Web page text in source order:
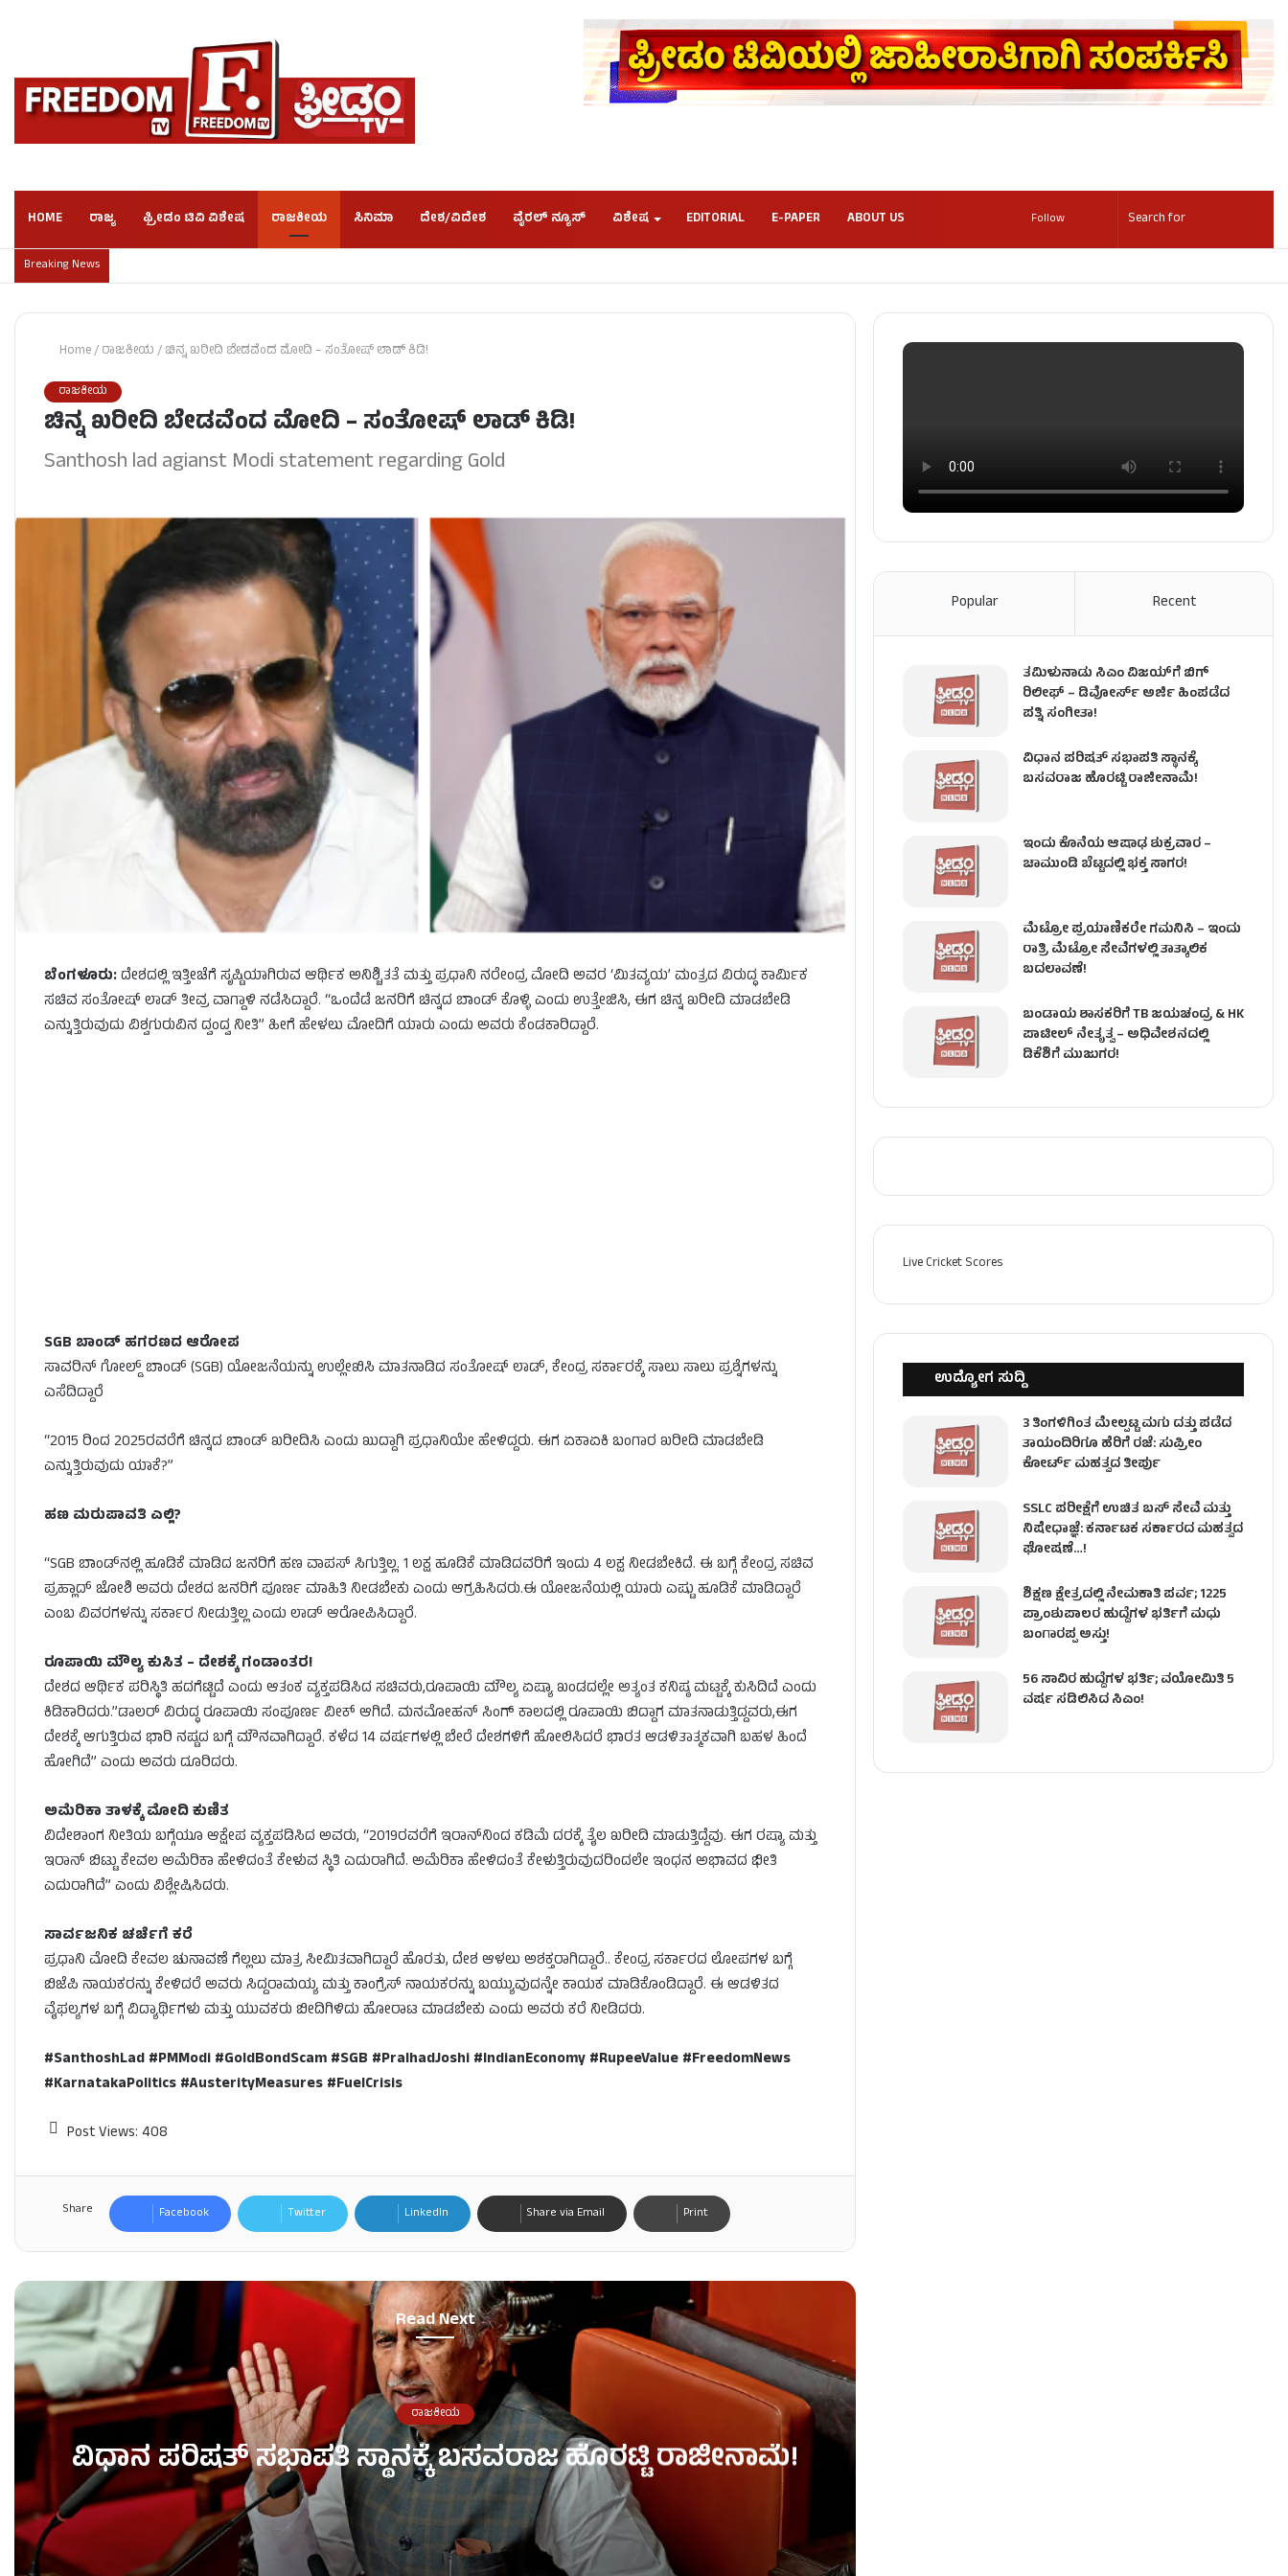
HOME ರಾಜ್ಯ ಫ್ರೀಡಂ ಟಿವಿ ವಿಶೇಷ ರಾಜಕೀಯ ಸಿನಿಮಾ ದೇಶ/ವಿದೇಶ ವೈರಲ್ ನ್ಯೂಸ್ ವಿಶೇಷ EDITORIAL E-PAPER ABOUT US Follow
Breaking News
Home/ರಾಜಕೀಯ/ಚಿನ್ನ ಖರೀದಿ ಬೇಡವೆಂದ ಮೋದಿ – ಸಂತೋಷ್ ಲಾಡ್ ಕಿಡಿ!
ರಾಜಕೀಯ
ಚಿನ್ನ ಖರೀದಿ ಬೇಡವೆಂದ ಮೋದಿ – ಸಂತೋಷ್ ಲಾಡ್ ಕಿಡಿ!
Santhosh lad agianst Modi statement regarding Gold
ಬೆಂಗಳೂರು:ದೇಶದಲ್ಲಿ ಇತ್ತೀಚೆಗೆ ಸೃಷ್ಟಿಯಾಗಿರುವ ಆರ್ಥಿಕ ಅನಿಶ್ಚಿತತೆ ಮತ್ತು ಪ್ರಧಾನಿ ನರೇಂದ್ರ ಮೋದಿ ಅವರ ‘ಮಿತವ್ಯಯ’ ಮಂತ್ರದ ವಿರುದ್ಧ ಕಾರ್ಮಿಕ
ಸಚಿವ ಸಂತೋಷ್ ಲಾಡ್ ತೀವ್ರ ವಾಗ್ದಾಳಿ ನಡೆಸಿದ್ದಾರೆ. “ಒಂದೆಡೆ ಜನರಿಗೆ ಚಿನ್ನದ ಬಾಂಡ್ ಕೊಳ್ಳಿ ಎಂದು ಉತ್ತೇಜಿಸಿ, ಈಗ ಚಿನ್ನ ಖರೀದಿ ಮಾಡಬೇಡಿ
ಎನ್ನುತ್ತಿರುವುದು ವಿಶ್ವಗುರುವಿನ ದ್ವಂದ್ವ ನೀತಿ” ಹೀಗೆ ಹೇಳಲು ಮೋದಿಗೆ ಯಾರು ಎಂದು ಅವರು ಕೆಂಡಕಾರಿದ್ದಾರೆ.
SGB ಬಾಂಡ್ ಹಗರಣದ ಆರೋಪ
ಸಾವರಿನ್ ಗೋಲ್ಡ್ ಬಾಂಡ್ (SGB) ಯೋಜನೆಯನ್ನು ಉಲ್ಲೇಖಿಸಿ ಮಾತನಾಡಿದ ಸಂತೋಷ್ ಲಾಡ್, ಕೇಂದ್ರ ಸರ್ಕಾರಕ್ಕೆ ಸಾಲು ಸಾಲು ಪ್ರಶ್ನೆಗಳನ್ನು
ಎಸೆದಿದ್ದಾರೆ
“2015 ರಿಂದ 2025ರವರೆಗೆ ಚಿನ್ನದ ಬಾಂಡ್ ಖರೀದಿಸಿ ಎಂದು ಖುದ್ದಾಗಿ ಪ್ರಧಾನಿಯೇ ಹೇಳಿದ್ದರು. ಈಗ ಏಕಾಏಕಿ ಬಂಗಾರ ಖರೀದಿ ಮಾಡಬೇಡಿ
ಎನ್ನುತ್ತಿರುವುದು ಯಾಕೆ?”
ಹಣ ಮರುಪಾವತಿ ಎಲ್ಲಿ?
“SGB ಬಾಂಡ್‌ನಲ್ಲಿ ಹೂಡಿಕೆ ಮಾಡಿದ ಜನರಿಗೆ ಹಣ ವಾಪಸ್ ಸಿಗುತ್ತಿಲ್ಲ. 1 ಲಕ್ಷ ಹೂಡಿಕೆ ಮಾಡಿದವರಿಗೆ ಇಂದು 4 ಲಕ್ಷ ನೀಡಬೇಕಿದೆ. ಈ ಬಗ್ಗೆ ಕೇಂದ್ರ ಸಚಿವ
ಪ್ರಹ್ಲಾದ್ ಜೋಶಿ ಅವರು ದೇಶದ ಜನರಿಗೆ ಪೂರ್ಣ ಮಾಹಿತಿ ನೀಡಬೇಕು ಎಂದು ಆಗ್ರಹಿಸಿದರು.ಈ ಯೋಜನೆಯಲ್ಲಿ ಯಾರು ಎಷ್ಟು ಹೂಡಿಕೆ ಮಾಡಿದ್ದಾರೆ
ಎಂಬ ವಿವರಗಳನ್ನು ಸರ್ಕಾರ ನೀಡುತ್ತಿಲ್ಲ ಎಂದು ಲಾಡ್ ಆರೋಪಿಸಿದ್ದಾರೆ.
ರೂಪಾಯಿ ಮೌಲ್ಯ ಕುಸಿತ – ದೇಶಕ್ಕೆ ಗಂಡಾಂತರ!
ದೇಶದ ಆರ್ಥಿಕ ಪರಿಸ್ಥಿತಿ ಹದಗೆಟ್ಟಿದೆ ಎಂದು ಆತಂಕ ವ್ಯಕ್ತಪಡಿಸಿದ ಸಚಿವರು,ರೂಪಾಯಿ ಮೌಲ್ಯ ಏಷ್ಯಾ ಖಂಡದಲ್ಲೇ ಅತ್ಯಂತ ಕನಿಷ್ಠ ಮಟ್ಟಕ್ಕೆ ಕುಸಿದಿದೆ ಎಂದು
ಕಿಡಿಕಾರಿದರು.”ಡಾಲರ್ ವಿರುದ್ಧ ರೂಪಾಯಿ ಸಂಪೂರ್ಣ ವೀಕ್ ಆಗಿದೆ. ಮನಮೋಹನ್ ಸಿಂಗ್ ಕಾಲದಲ್ಲಿ ರೂಪಾಯಿ ಬಿದ್ದಾಗ ಮಾತನಾಡುತ್ತಿದ್ದವರು,ಈಗ
ದೇಶಕ್ಕೆ ಆಗುತ್ತಿರುವ ಭಾರಿ ನಷ್ಟದ ಬಗ್ಗೆ ಮೌನವಾಗಿದ್ದಾರೆ. ಕಳೆದ 14 ವರ್ಷಗಳಲ್ಲಿ ಬೇರೆ ದೇಶಗಳಿಗೆ ಹೋಲಿಸಿದರೆ ಭಾರತ ಆಡಳಿತಾತ್ಮಕವಾಗಿ ಬಹಳ ಹಿಂದೆ
ಹೋಗಿದೆ” ಎಂದು ಅವರು ದೂರಿದರು.
ಅಮೆರಿಕಾ ತಾಳಕ್ಕೆ ಮೋದಿ ಕುಣಿತ
ವಿದೇಶಾಂಗ ನೀತಿಯ ಬಗ್ಗೆಯೂ ಆಕ್ಷೇಪ ವ್ಯಕ್ತಪಡಿಸಿದ ಅವರು, “2019ರವರೆಗೆ ಇರಾನ್‌ನಿಂದ ಕಡಿಮೆ ದರಕ್ಕೆ ತೈಲ ಖರೀದಿ ಮಾಡುತ್ತಿದ್ದೆವು. ಈಗ ರಷ್ಯಾ ಮತ್ತು
ಇರಾನ್ ಬಿಟ್ಟು ಕೇವಲ ಅಮೆರಿಕಾ ಹೇಳಿದಂತೆ ಕೇಳುವ ಸ್ಥಿತಿ ಎದುರಾಗಿದೆ. ಅಮೆರಿಕಾ ಹೇಳಿದಂತೆ ಕೇಳುತ್ತಿರುವುದರಿಂದಲೇ ಇಂಧನ ಅಭಾವದ ಭೀತಿ
ಎದುರಾಗಿದೆ” ಎಂದು ವಿಶ್ಲೇಷಿಸಿದರು.
ಸಾರ್ವಜನಿಕ ಚರ್ಚೆಗೆ ಕರೆ
ಪ್ರಧಾನಿ ಮೋದಿ ಕೇವಲ ಚುನಾವಣೆ ಗೆಲ್ಲಲು ಮಾತ್ರ ಸೀಮಿತವಾಗಿದ್ದಾರೆ ಹೊರತು, ದೇಶ ಆಳಲು ಅಶಕ್ತರಾಗಿದ್ದಾರೆ.. ಕೇಂದ್ರ ಸರ್ಕಾರದ ಲೋಪಗಳ ಬಗ್ಗೆ
ಬಿಜೆಪಿ ನಾಯಕರನ್ನು ಕೇಳಿದರೆ ಅವರು ಸಿದ್ದರಾಮಯ್ಯ ಮತ್ತು ಕಾಂಗ್ರೆಸ್ ನಾಯಕರನ್ನು ಬಯ್ಯುವುದನ್ನೇ ಕಾಯಕ ಮಾಡಿಕೊಂಡಿದ್ದಾರೆ. ಈ ಆಡಳಿತದ
ವೈಫಲ್ಯಗಳ ಬಗ್ಗೆ ವಿದ್ಯಾರ್ಥಿಗಳು ಮತ್ತು ಯುವಕರು ಬೀದಿಗಿಳಿದು ಹೋರಾಟ ಮಾಡಬೇಕು ಎಂದು ಅವರು ಕರೆ ನೀಡಿದರು.
#SanthoshLad #PMModi #GoldBondScam #SGB #PralhadJoshi #IndianEconomy #RupeeValue #FreedomNews
#KarnatakaPolitics #AusterityMeasures #FuelCrisis
Post Views: 408
Share Facebook Twitter LinkedIn Share via Email Print
Read Next
ರಾಜಕೀಯ
ವಿಧಾನ ಪರಿಷತ್ ಸಭಾಪತಿ ಸ್ಥಾನಕ್ಕೆ ಬಸವರಾಜ ಹೊರಟ್ಟಿ ರಾಜೀನಾಮೆ!
Popular Recent
ತಮಿಳುನಾಡು ಸಿಎಂ ವಿಜಯ್‌ಗೆ ಬಿಗ್
ರಿಲೀಫ್ – ಡಿವೋರ್ಸ್ ಅರ್ಜಿ ಹಿಂಪಡೆದ
ಪತ್ನಿ ಸಂಗೀತಾ!
ವಿಧಾನ ಪರಿಷತ್ ಸಭಾಪತಿ ಸ್ಥಾನಕ್ಕೆ
ಬಸವರಾಜ ಹೊರಟ್ಟಿ ರಾಜೀನಾಮೆ!
ಇಂದು ಕೊನೆಯ ಆಷಾಢ ಶುಕ್ರವಾರ –
ಚಾಮುಂಡಿ ಬೆಟ್ಟದಲ್ಲಿ ಭಕ್ತ ಸಾಗರ!
ಮೆಟ್ರೋ ಪ್ರಯಾಣಿಕರೇ ಗಮನಿಸಿ – ಇಂದು
ರಾತ್ರಿ ಮೆಟ್ರೋ ಸೇವೆಗಳಲ್ಲಿ ತಾತ್ಕಾಲಿಕ
ಬದಲಾವಣೆ!
ಬಂಡಾಯ ಶಾಸಕರಿಗೆ TB ಜಯಚಂದ್ರ & HK
ಪಾಟೀಲ್ ನೇತೃತ್ವ – ಅಧಿವೇಶನದಲ್ಲಿ
ಡಿಕೆಶಿಗೆ ಮುಜುಗರ!
Live Cricket Scores
ಉದ್ಯೋಗ ಸುದ್ದಿ
3 ತಿಂಗಳಿಗಿಂತ ಮೇಲ್ಪಟ್ಟ ಮಗು ದತ್ತು ಪಡೆದ
ತಾಯಂದಿರಿಗೂ ಹೆರಿಗೆ ರಜೆ: ಸುಪ್ರೀಂ
ಕೋರ್ಟ್ ಮಹತ್ವದ ತೀರ್ಪು
SSLC ಪರೀಕ್ಷೆಗೆ ಉಚಿತ ಬಸ್ ಸೇವೆ ಮತ್ತು
ನಿಷೇಧಾಜ್ಞೆ: ಕರ್ನಾಟಕ ಸರ್ಕಾರದ ಮಹತ್ವದ
ಘೋಷಣೆ…!
ಶಿಕ್ಷಣ ಕ್ಷೇತ್ರದಲ್ಲಿ ನೇಮಕಾತಿ ಪರ್ವ; 1225
ಪ್ರಾಂಶುಪಾಲರ ಹುದ್ದೆಗಳ ಭರ್ತಿಗೆ ಮಧು
ಬಂಗಾರಪ್ಪ ಅಸ್ತು!
56 ಸಾವಿರ ಹುದ್ದೆಗಳ ಭರ್ತಿ; ವಯೋಮಿತಿ 5
ವರ್ಷ ಸಡಿಲಿಸಿದ ಸಿಎಂ!